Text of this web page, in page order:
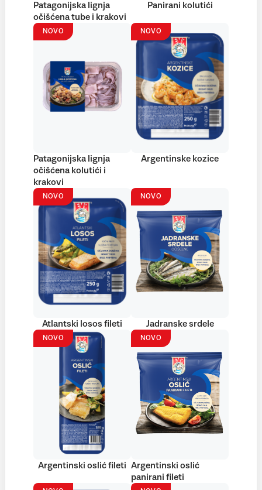
Patagonijska lignja
očišćena tube i krakovi
Panirani kolutići
NOVO
Patagonijska lignja
očišćena kolutići i
krakovi
NOVO
Argentinske kozice
NOVO
Atlantski losos fileti
NOVO
Jadranske srdele
NOVO
Argentinski oslić fileti
NOVO
Argentinski oslić
panirani fileti